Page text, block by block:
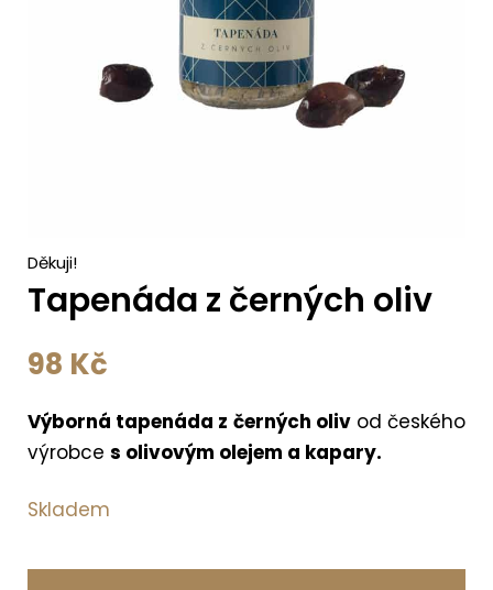
Děkuji!
Tapenáda z černých oliv
98 Kč
Výborná tapenáda z černých olivod českého
výrobce s olivovým olejem a kapary.
Skladem